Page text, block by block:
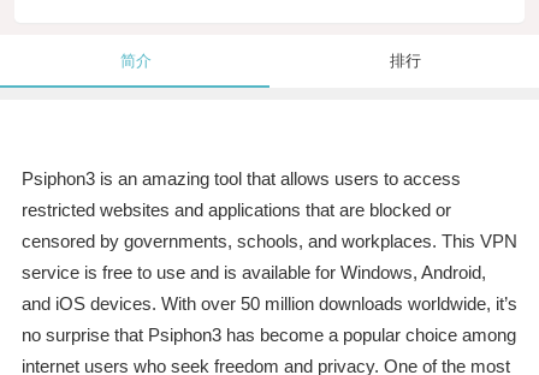
简介 排行
Psiphon3 is an amazing tool that allows users to access
restricted websites and applications that are blocked or
censored by governments, schools, and workplaces. This VPN
service is free to use and is available for Windows, Android,
and iOS devices. With over 50 million downloads worldwide, it’s
no surprise that Psiphon3 has become a popular choice among
internet users who seek freedom and privacy. One of the most